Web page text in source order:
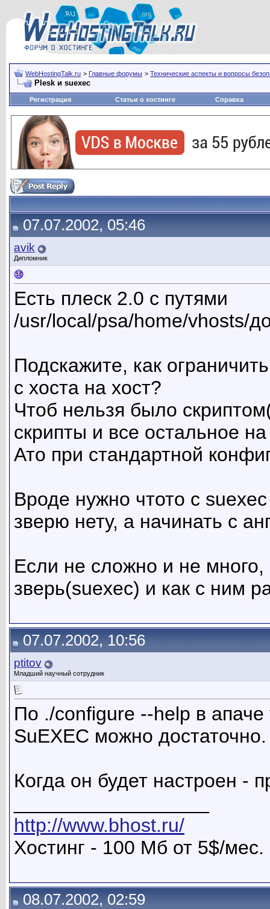
WebHostingTalk.ru > Главные форумы > Технические аспекты и вопросы
Plesk и suexec
Регистрация Статьи о хостинге Справка
07.07.2002, 05:46
avik
Дипломник
Есть плеск 2.0 с путями
/usr/local/psa/home/vhosts/
Подскажите, как
с хоста на хост?
Чтоб нельзя было
скрипты и все остальное
Ато при стандартной
Вроде нужно чтото с
зверю нету, а начинать с
Если не сложно и не много,
зверь(suexec) и как с ним
07.07.2002, 10:56
ptitov
Младший научный сотрудник
По ./configure --help в апаче
SuEXEC можно достаточно.
Когда он будет настроен -
http://www.bhost.ru/
Хостинг - 100 Мб от 5$/мес.
08.07.2002, 02:59